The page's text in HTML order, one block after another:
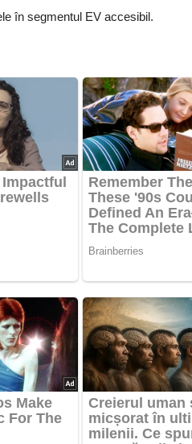
în segmentul EV accesibil.